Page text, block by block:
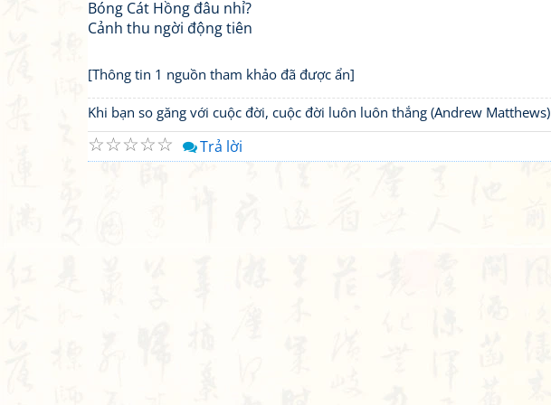
Bóng Cát Hồng đâu nhỉ?
Cảnh thu ngời động tiên
[Thông tin 1 nguồn tham khảo đã được ẩn]
Khi bạn so găng với cuộc đời, cuộc đời luôn luôn thắng (Andrew Matthews)
☆
☆
☆
☆
☆ Trả lời